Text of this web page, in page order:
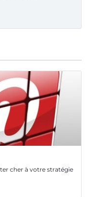
cher à votre stratégie